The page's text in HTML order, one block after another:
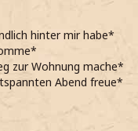
hinter mir habe*
zur Wohnung mache*
Abend freue*